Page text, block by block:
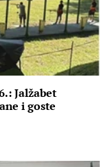
Jalžabet
i goste